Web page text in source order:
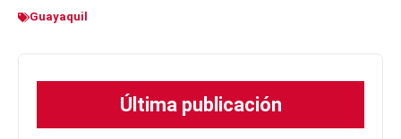
Guayaquil
Última publicación